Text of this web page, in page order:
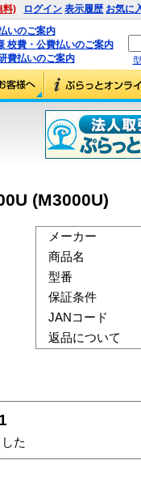
料) ログイン 表示履歴 お気に
いのご案内
校費・公費払いのご案内
費払いのご案内
(M3000U)
メーカー
商品名
型番
保証条件
JANコード
返品について
た